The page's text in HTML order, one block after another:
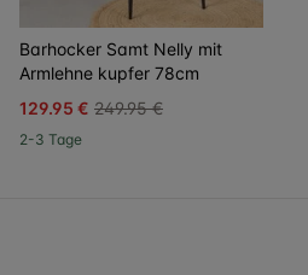
Barhocker Samt Nelly mit
Armlehne kupfer 78cm
129.95 € 249.95 €
2-3 Tage